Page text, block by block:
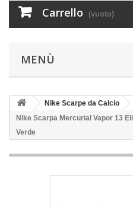
Carrello (vuoto)
MENÙ
Nike Scarpe da Calcio
Nike Scarpa Mercurial Vapor 13
Verde